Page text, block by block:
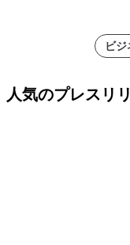
ビ
人気のプレスリ